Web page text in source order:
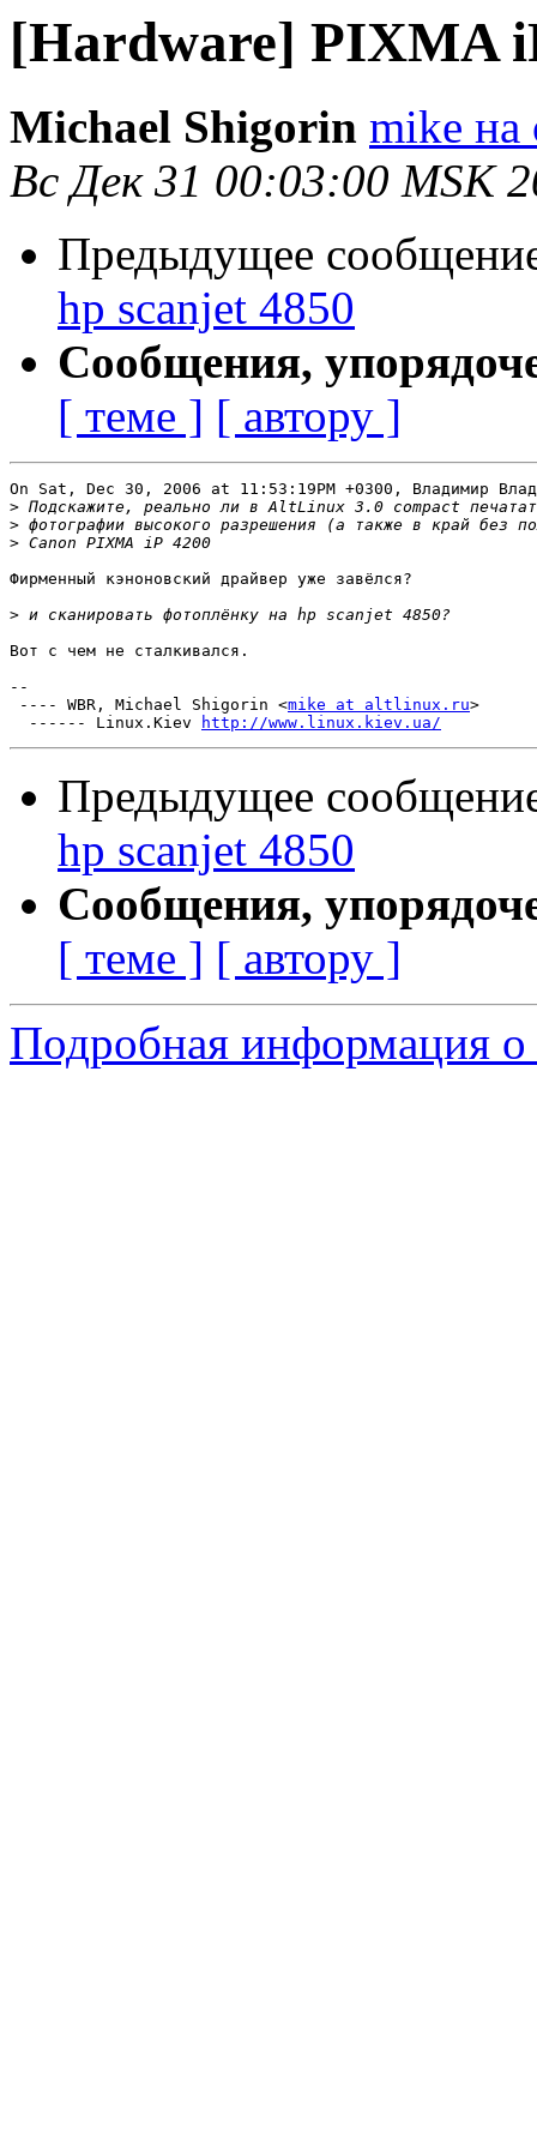
[Hardware] PIXMA
Michael Shigorin mike на
Вс Дек 31 00:03:00 MSK
Предыдущее
hp scanjet 4850
Сообщения,
[ теме ] [ автору ]
On Sat, Dec 30, 2006 at 11:53:19PM +0300, Владимир
>
>
>
Фирменный кэноновский драйвер уже завёлся?
>
Вот с чем не сталкивался.
--
---- WBR, Michael Shigorin <mike at altlinux.ru>
  ------ Linux.Kiev
http://www.linux.kiev.ua/
Предыдущее
hp scanjet 4850
Сообщения,
[ теме ] [ автору ]
Подробная информация о